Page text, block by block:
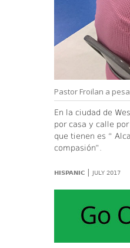
Pastor Froilan a
En la ciudad de
por casa y calle
que tienen es “
compasión”.
HISPANIC | JULY 2017